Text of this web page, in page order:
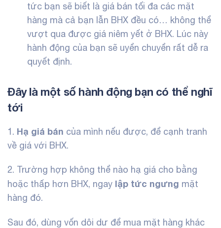
tức bạn sẽ biết là giá bán tối đa các mặt
hàng mà cả bạn lẫn BHX đều có… không thể
vượt qua được giá niêm yết ở BHX. Lúc này
hành động của bạn sẽ uyển chuyển rất dễ ra
quyết định.
Đây là một số hành động bạn có thể nghĩ
tới
1. Hạ giá bán của mình nếu được, để cạnh tranh
về giá với BHX.
2. Trường hợp không thể nào hạ giá cho bằng
hoặc thấp hơn BHX, ngay lập tức ngưng mặt
hàng đó.
Sau đó, dùng vốn dôi dư để mua mặt hàng khác